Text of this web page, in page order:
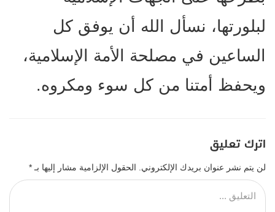
لبلورتها، نسأل الله أن يوفق كل
الساعين في مصلحة الأمة الإسلامية،
ويحفظ أمتنا من كل سوء ومكروه.
اترك تعليق
لن يتم نشر عنوان بريدك الإلكتروني. الحقول الإلزامية مشار إليها بـ *